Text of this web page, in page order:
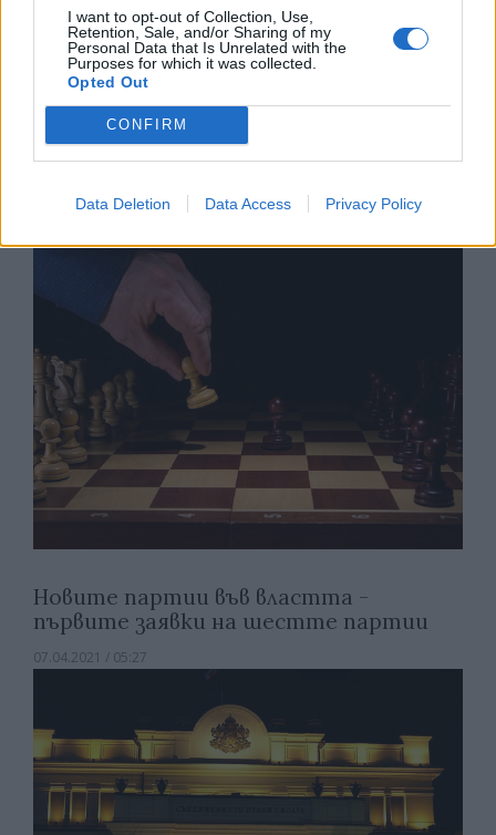
I want to opt-out of Collection, Use,
Retention, Sale, and/or Sharing of my
Personal Data that Is Unrelated with the
Purposes for which it was collected.
Opted Out
CONFIRM
Data Deletion Data Access Privacy Policy
Кристалина Георгиева:
Възстановяването на световната
07.04.2021 / 11:07
Новите партии във властта -
първите заявки на шестте партии
07.04.2021 / 05:27